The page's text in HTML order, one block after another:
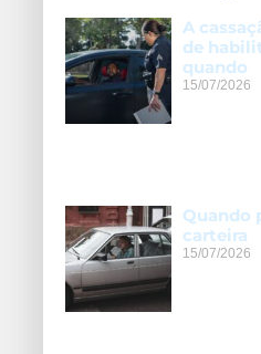
A
de
quando
15/07/2026
Quando
carteira
15/07/2026